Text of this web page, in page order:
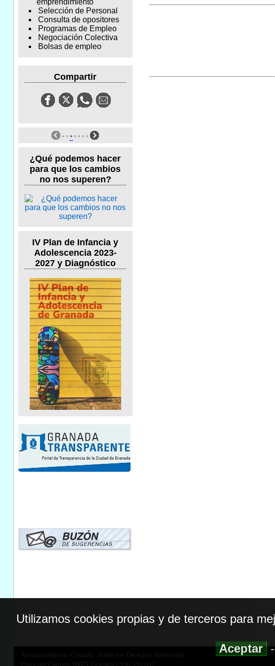
emprendimiento
Selección de Personal
Consulta de opositores
Programas de Empleo
Negociación Colectiva
Bolsas de empleo
Compartir
¿Qué podemos hacer
para que los cambios
no nos superen?
IV Plan de Infancia y
Adolescencia 2023-
2027 y Diagnóstico
Ayuntamiento de Granada. Todos los Derechos Reservados.
Utilizamos cookies propias y de terceros para
Aceptar